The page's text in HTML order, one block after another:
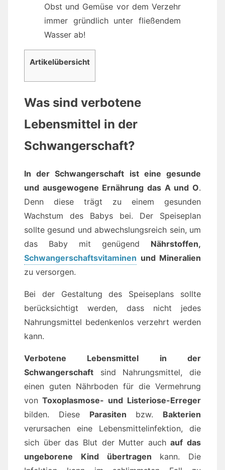
Obst und Gemüse vor dem Verzehr
immer gründlich unter fließendem
Wasser ab!
Artikelübersicht
Was sind verbotene
Lebensmittel in der
Schwangerschaft?
In der Schwangerschaft ist eine gesunde
und ausgewogene Ernährung das A und O.
Denn diese trägt zu einem gesunden
Wachstum des Babys bei. Der Speiseplan
sollte gesund und abwechslungsreich sein, um
das Baby mit genügend Nährstoffen,
Schwangerschaftsvitaminen und Mineralien
zu versorgen.
Bei der Gestaltung des Speiseplans sollte
berücksichtigt werden, dass nicht jedes
Nahrungsmittel bedenkenlos verzehrt werden
kann.
Verbotene Lebensmittel in der
Schwangerschaft sind Nahrungsmittel, die
einen guten Nährboden für die Vermehrung
von Toxoplasmose- und Listeriose-Erreger
bilden. Diese Parasiten bzw. Bakterien
verursachen eine Lebensmittelinfektion, die
sich über das Blut der Mutter auchauf das
ungeborene Kind übertragen kann. Die